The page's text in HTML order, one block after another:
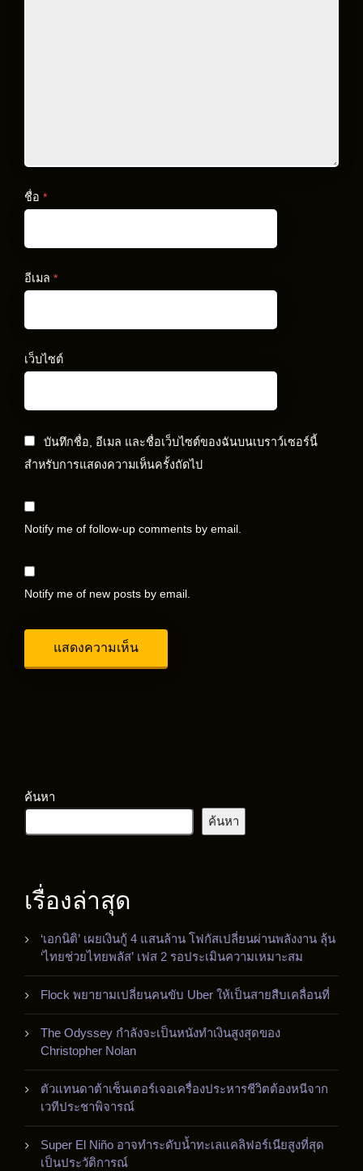
ชื่อ *
อีเมล *
เว็บไซต์
บันทึกชื่อ, อีเมล และชื่อเว็บไซต์ของฉันบนเบราว์เซอร์นี้
สำหรับการแสดงความเห็นครั้งถัดไป
Notify me of follow-up comments by email.
Notify me of new posts by email.
ค้นหา
ค้นหา
เรื่องล่าสุด
‘เอกนิติ’ เผยเงินกู้ 4 แสนล้าน โฟกัสเปลี่ยนผ่านพลังงาน ลุ้น
‘ไทยช่วยไทยพลัส’ เฟส 2 รอประเมินความเหมาะสม
Flock พยายามเปลี่ยนคนขับ Uber ให้เป็นสายสืบเคลื่อนที่
The Odyssey กำลังจะเป็นหนังทำเงินสูงสุดของ
Christopher Nolan
ตัวแทนดาต้าเซ็นเตอร์เจอเครื่องประหารชีวิตต้องหนีจาก
เวทีประชาพิจารณ์
Super El Niño อาจทำระดับน้ำทะเลแคลิฟอร์เนียสูงที่สุด
เป็นประวัติการณ์